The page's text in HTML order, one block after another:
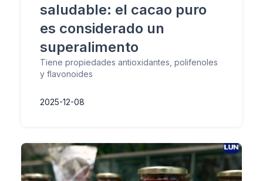
saludable: el cacao puro
es considerado un
superalimento
Tiene propiedades antioxidantes, polifenoles
y flavonoides
2025-12-08